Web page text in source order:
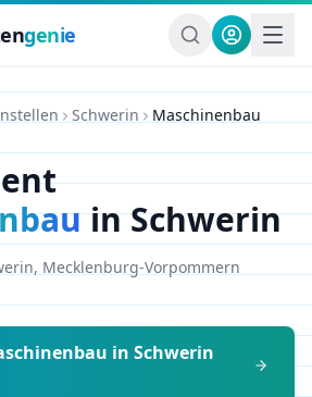
genie
Schwerin Maschinenbau
inSchwerin
, Mecklenburg-Vorpommern
inSchwerin